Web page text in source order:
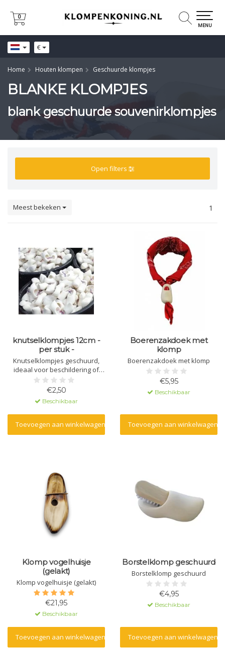
€
0
0
MENU
Home Houten klompen Geschuurde klompjes
BLANKE KLOMPJES
blank geschuurde souvenirklompjes
Open filters
Meest bekeken 1
knutselklompjes 12cm -
per stuk -
Knutselklompjes geschuurd,
ideaal voor beschildering of
andere
knutselwerkzaamheden
€2,50
Beschikbaar
Toevoegen aan winkelwagen
Boerenzakdoek met
klomp
Boerenzakdoek met klomp
€5,95
Beschikbaar
Toevoegen aan winkelwagen
Klomp vogelhuisje
(gelakt)
Klomp vogelhuisje (gelakt)
€21,95
Beschikbaar
Toevoegen aan winkelwagen
Borstelklomp geschuurd
Borstelklomp geschuurd
€4,95
Beschikbaar
Toevoegen aan winkelwagen